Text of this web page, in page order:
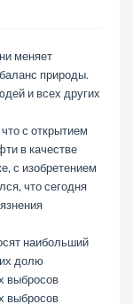
меняет
природы.
и всех других
с открытием
в качестве
с изобретением
что сегодня
наибольший
долю
выбросов
выбросов